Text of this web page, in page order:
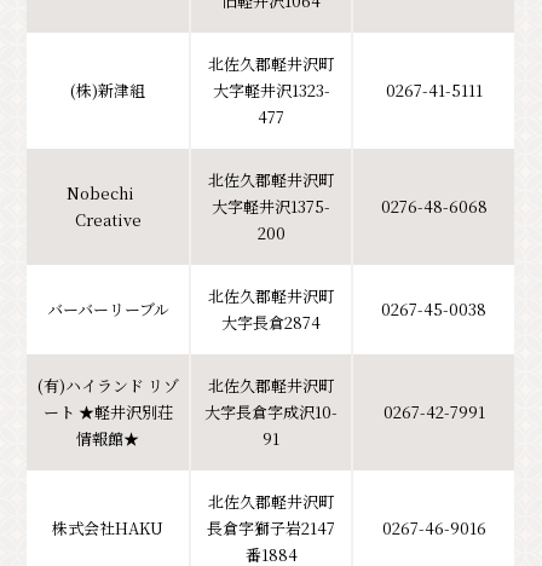
(株)新津組
北佐久郡軽井沢町
大字軽井沢1323-
477
0267-41-5111
Nobechi
Creative
北佐久郡軽井沢町
大字軽井沢1375-
200
0276-48-6068
バーバーリーブル
北佐久郡軽井沢町
大字長倉2874
0267-45-0038
(有)ハイランド リゾ
ート ★軽井沢別荘
情報館★
北佐久郡軽井沢町
大字長倉字成沢10-
91
0267-42-7991
株式会社HAKU
北佐久郡軽井沢町
長倉字獅子岩2147
番1884
0267-46-9016